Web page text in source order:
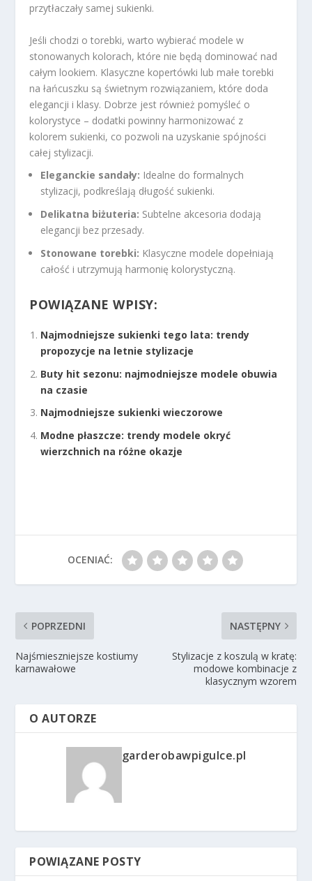
przytłaczały samej sukienki.
Jeśli chodzi o torebki, warto wybierać modele w
stonowanych kolorach, które nie będą dominować nad
całym lookiem. Klasyczne kopertówki lub małe torebki
na łańcuszku są świetnym rozwiązaniem, które doda
elegancji i klasy. Dobrze jest również pomyśleć o
kolorystyce – dodatki powinny harmonizować z
kolorem sukienki, co pozwoli na uzyskanie spójności
całej stylizacji.
Eleganckie sandały: Idealne do formalnych
stylizacji, podkreślają długość sukienki.
Delikatna biżuteria: Subtelne akcesoria dodają
elegancji bez przesady.
Stonowane torebki: Klasyczne modele dopełniają
całość i utrzymują harmonię kolorystyczną.
POWIĄZANE WPISY:
Najmodniejsze sukienki tego lata: trendy
propozycje na letnie stylizacje
Buty hit sezonu: najmodniejsze modele obuwia
na czasie
Najmodniejsze sukienki wieczorowe
Modne płaszcze: trendy modele okryć
wierzchnich na różne okazje
OCENIAĆ:
POPRZEDNI
Najśmieszniejsze kostiumy
karnawałowe
NASTĘPNY
Stylizacje z koszulą w kratę:
modowe kombinacje z
klasycznym wzorem
O AUTORZE
garderobawpigulce.pl
POWIĄZANE POSTY